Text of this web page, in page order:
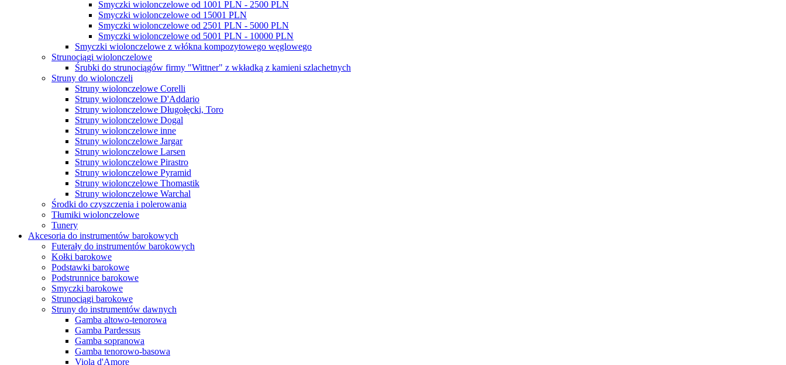
Smyczki wiolonczelowe od 1001 PLN - 2500 PLN
Smyczki wiolonczelowe od 15001 PLN
Smyczki wiolonczelowe od 2501 PLN - 5000 PLN
Smyczki wiolonczelowe od 5001 PLN - 10000 PLN
Smyczki wiolonczelowe z włókna kompozytowego węglowego
Strunociągi wiolonczelowe
Śrubki do strunociągów firmy "Wittner" z wkładką z kamieni szlachetnych
Struny do wiolonczeli
Struny wiolonczelowe Corelli
Struny wiolonczelowe D'Addario
Struny wiolonczelowe Długołęcki, Toro
Struny wiolonczelowe Dogal
Struny wiolonczelowe inne
Struny wiolonczelowe Jargar
Struny wiolonczelowe Larsen
Struny wiolonczelowe Pirastro
Struny wiolonczelowe Pyramid
Struny wiolonczelowe Thomastik
Struny wiolonczelowe Warchal
Środki do czyszczenia i polerowania
Tłumiki wiolonczelowe
Tunery
Akcesoria do instrumentów barokowych
Futerały do instrumentów barokowych
Kołki barokowe
Podstawki barokowe
Podstrunnice barokowe
Smyczki barokowe
Strunociągi barokowe
Struny do instrumentów dawnych
Gamba altowo-tenorowa
Gamba Pardessus
Gamba sopranowa
Gamba tenorowo-basowa
Viola d'Amore